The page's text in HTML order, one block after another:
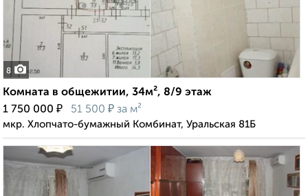
8
Комната в общежитии, 34м², 8/9 этаж
1 750 000 ₽ 51 500 ₽ за м²
мкр. Хлопчато-бумажный Комбинат, Уральская 81Б